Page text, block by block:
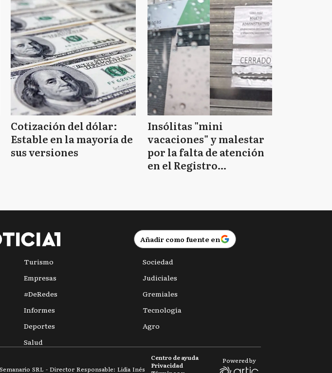
Cotización del dólar:
Estable en la mayoría de
sus versiones
Insólitas "mini
vacaciones" y malestar
por la falta de atención
en el Registro
Añadir como fuente en
Turismo
Empresas
#DeRedes
Informes
Deportes
Salud
Sociedad
Judiciales
Gremiales
Tecnología
Agro
SRL - Director Responsable: Lidia Inés
Privacidad
Centro de ayuda Powered by